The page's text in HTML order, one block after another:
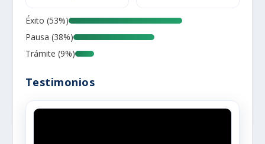
Éxito (53%)
Pausa (38%)
Trámite (9%)
Testimonios